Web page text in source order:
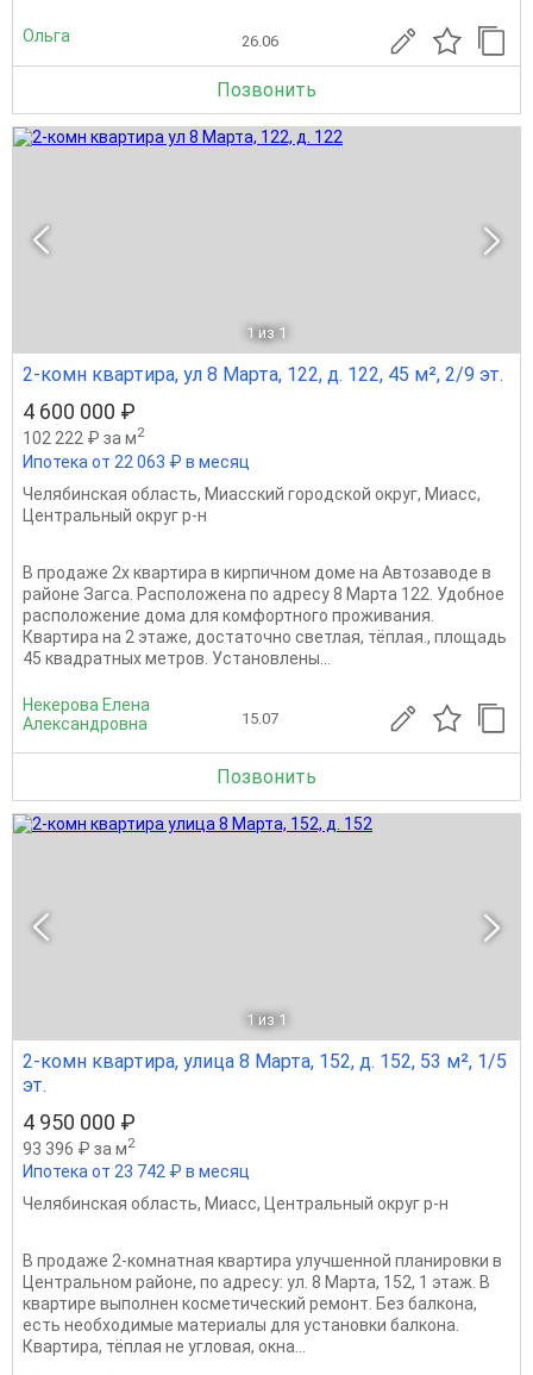
Ольга 26.06
Позвонить
1 из 1
2-комн квартира, ул 8 Марта, 122, д. 122, 45 м², 2/9 эт.
4 600 000 ₽
102 222 ₽ за м2
Ипотека от 22 063 ₽ в месяц
Челябинская область, Миасский городской округ, Миасс,
Центральный округ р-н
В продаже 2х квартира в кирпичном доме на Автозаводе в
районе Загса. Расположена по адресу 8 Марта 122. Удобное
расположение дома для комфортного проживания.
Квартира на 2 этаже, достаточно светлая, тёплая., площадь
45 квадратных метров. Установлены...
Некерова Елена
Александровна
15.07
Позвонить
1 из 1
2-комн квартира, улица 8 Марта, 152, д. 152, 53 м², 1/5
эт.
4 950 000 ₽
93 396 ₽ за м2
Ипотека от 23 742 ₽ в месяц
Челябинская область, Миасс, Центральный округ р-н
В продаже 2-комнатная квартира улучшенной планировки в
Центральном районе, по адресу: ул. 8 Марта, 152, 1 этаж. В
квартире выполнен косметический ремонт. Без балкона,
есть необходимые материалы для установки балкона.
Квартира, тёплая не угловая, окна...